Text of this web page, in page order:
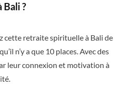
Bali ?
cette retraite spirituelle à Bali de
n’y a que 10 places. Avec des
leur connexion et motivation à